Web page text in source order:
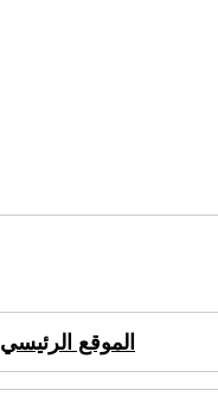
الموقع الرئيسي